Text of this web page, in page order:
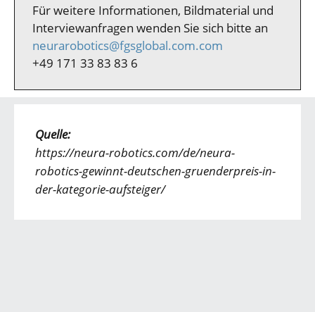
Für weitere Informationen, Bildmaterial und
Interviewanfragen wenden Sie sich bitte an
neurarobotics@fgsglobal.com.com
+49 171 33 83 83 6
Quelle:
https://neura-robotics.com/de/neura-
robotics-gewinnt-deutschen-gruenderpreis-in-
der-kategorie-aufsteiger/